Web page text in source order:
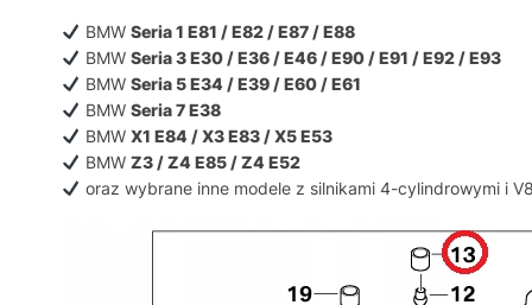
BMW Seria 1 E81 / E82 / E87 / E88
BMW Seria 3 E30 / E36 / E46 / E90 / E91 / E92 / E93
BMW Seria 5 E34 / E39 / E60 / E61
BMW Seria 7 E38
BMW X1 E84 / X3 E83 / X5 E53
BMW Z3 / Z4 E85 / Z4 E52
oraz wybrane inne modele z silnikami 4-cylindrowymi i